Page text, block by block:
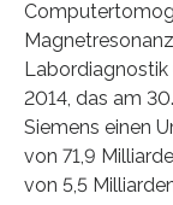
Labordiagnostik
2014, das am
Siemens einen
von 71,9
von 5,5